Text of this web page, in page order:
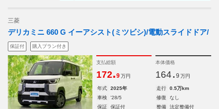
三菱
デリカミニ 660 G イーアシスト(ミツビシ)/電動スライドドア/
保証付 購入プラン付き
支払総額
172.9 万円
本体価格
164. 9 万円
年式 2025年 走行
0.5万km
車検
'28/5 修復
なし
保証
保証付 整備
法定整備付